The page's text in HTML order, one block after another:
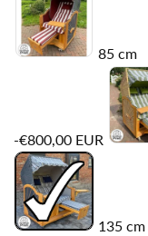
85 cm
-€800,00 EUR
135 cm